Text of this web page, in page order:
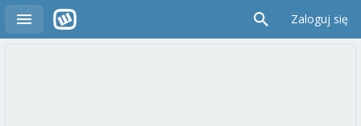
Zaloguj się